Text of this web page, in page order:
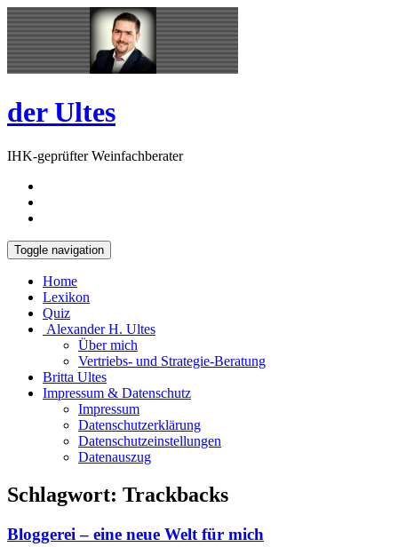
Skip
to
content
Open
Sidebar
der Ultes
IHK-geprüfter Weinfachberater
Toggle navigation
Home
Lexikon
Quiz
Alexander H. Ultes
Über mich
Vertriebs- und Strategie-Beratung
Britta Ultes
Impressum & Datenschutz
Impressum
Datenschutzerklärung
Datenschutzeinstellungen
Datenauszug
Schlagwort: Trackbacks
Bloggerei – eine neue Welt für mich